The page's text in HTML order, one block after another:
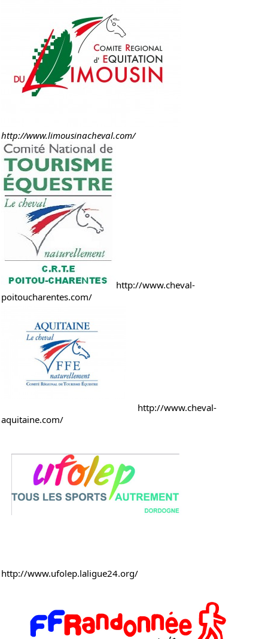
http://www.limousinacheval.com/
http://www.cheval-
poitoucharentes.com/
http://www.cheval-
aquitaine.com/
http://www.ufolep.laligue24.org/